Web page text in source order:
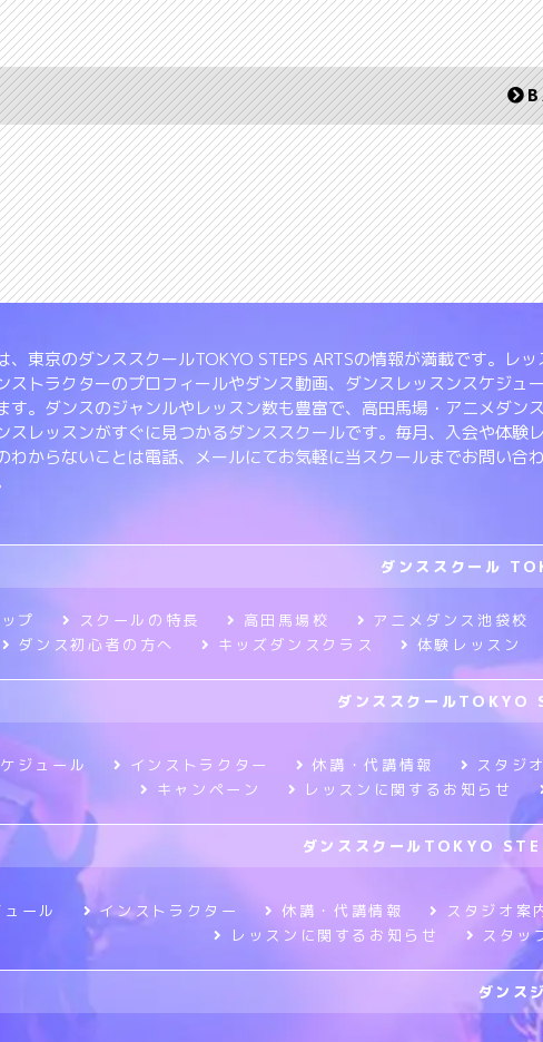
、東京のダンススクールTOKYO STEPS ARTSの情報が満載です。
ストラクターのプロフィールやダンス動画、ダンスレッスンスケジ
す。ダンスのジャンルやレッスン数も豊富で、高田馬場・アニメダ
スレッスンがすぐに見つかるダンススクールです。毎月、入会や体
わからないことは電話、メールにてお気軽に当スクールまでお問い
ダンススクール
プ スクールの特長 高田馬場校 アニメダンス池袋校
ダンス初心者の方へ
キッズダンスクラス 体験レッスン
ダンススクールTOKYO
ジュール インストラクター 休講・代講情報 スタジ
キャンペーン
レッスンに関するお知らせ
ダンススクールTOKYO
ール インストラクター 休講・代講情報 スタジオ案
レッスンに関するお知らせ
スタッ
ダンス